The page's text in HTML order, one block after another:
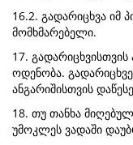
16.2. გადარიცხვა იმ
მომხმარებელი.
17.
ოდენობა.
ანგარიშისთვის
18. თუ თანხა
უმოკლეს ვადაში